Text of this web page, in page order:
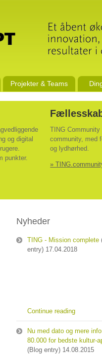
Projekter & Teams
og digital
punkter.
TING
community, med
og lydhørhed.
»
Nyheder
TING - Mission complete
entry) 17.04.2018
Continue reading
Nu med dato og mere
80.000 for bedste kultur-
(Blog entry) 14.08.2015